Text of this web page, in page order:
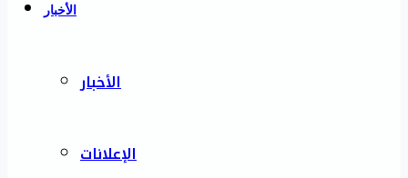
الأخبار
الأخبار
الإعلانات